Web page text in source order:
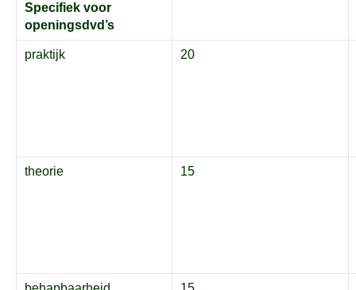
Specifiek voor
openingsdvd’s
praktijk 20
theorie 15